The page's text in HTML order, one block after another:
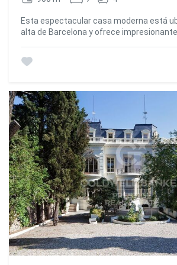
Esta espectacular casa moderna está
alta de Barcelona y ofrece
bienvenida a la casa. También hay un
está completamente equipada.
encuentra una habitación principal en
También hay un apartamento de
independiente. En la primera planta, se encuentran dos
dormitorios con un baño completo
hay una zona de servicio. En la planta sótano se encuentra
una zona de trasteros y un cuarto
servicio, con baño completo. También
de máquinas y un amplio parking para
Las estancias principales de la casa
aprovechar al máximo las vistas
porche y el jardín. En el exterior, destaca
de piscina. También se encuentra una
baños y vestuarios. En resumen, esta casa moderna en la
zona alta de Barcelona ofrece un diseño